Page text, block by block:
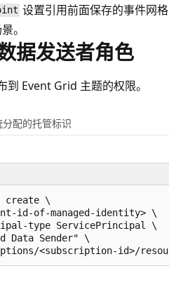
设置引用前面保存的事件网
。
据发送者角色
到 Event Grid 主题的权限。
分配的托管标识
create \
id-of-managed-identity> \
type ServicePrincipal \
Data Sender" \